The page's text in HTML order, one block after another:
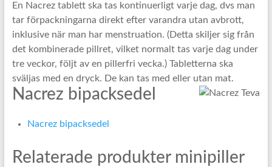
En Nacrez tablett ska tas kontinuerligt varje dag, dvs man
tar förpackningarna direkt efter varandra utan avbrott,
inklusive när man har menstruation. (Detta skiljer sig från
det kombinerade pillret, vilket normalt tas varje dag under
tre veckor, följt av en pillerfri vecka.) Tabletterna ska
sväljas med en dryck. De kan tas med eller utan mat.
Nacrez bipacksedel
Nacrez bipacksedel
Relaterade produkter minipiller